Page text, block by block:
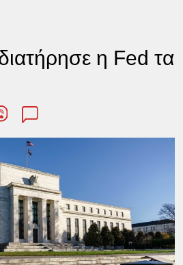
η Fed τα